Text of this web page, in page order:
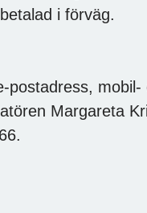
i förväg.
postadress, mobil-
Margareta